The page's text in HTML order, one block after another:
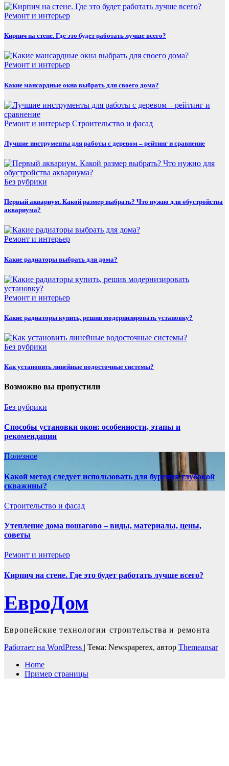
Ремонт и интерьер
Кирпич на стене. Где это будет работать лучше всего?
Ремонт и интерьер
Какие мансардные окна выбрать для своего дома?
Ремонт и интерьер Строительство и фасад
Лучшие инструменты для работы с деревом – рейтинг и сравнение
Без рубрики
Первый аквариум. Какой размер выбрать? Что нужно для обустройства
аквариума?
Ремонт и интерьер
Какие радиаторы выбрать для дома?
Ремонт и интерьер
Какие радиаторы купить, решив модернизировать установку?
Без рубрики
Как установить линейные водосточные системы?
Возможно вы пропустили
Без рубрики
Способы установки окон: особенности, этапы и
рекомендации
Полезнoe
Какой метод следует использовать для бурения глубокой
скважины?
Строительство и фасад
Утепление дома пошагово – виды, материалы, цены,
советы
Ремонт и интерьер
Кирпич на стене. Где это будет работать лучше всего?
ЕвроДом
Европейские технологии строительства и ремонта
Работает на WordPress
Тема: Newspaperex, автор Themeansar
Home
Пример страницы